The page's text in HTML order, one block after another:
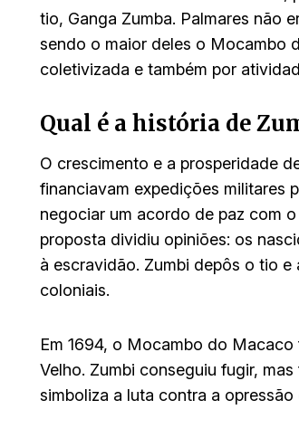
tio, Ganga Zumba. Palmares não
sendo o maior deles o Mocambo
coletivizada e também por
Qual é a história de
O crescimento e a prosperidade
financiavam expedições militares
negociar um acordo de paz com
proposta dividiu opiniões: os
à escravidão. Zumbi depôs o tio
coloniais.
Em 1694, o Mocambo do
Velho. Zumbi conseguiu fugir,
simboliza a luta contra a